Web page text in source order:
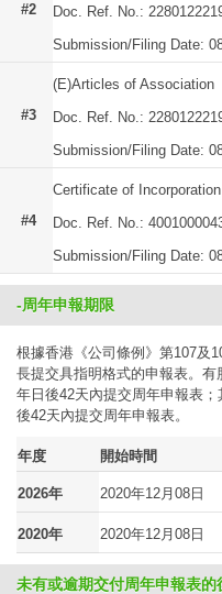
#2
Doc. Ref. No.:
Submission/Filing Date:
#3
(E)Articles of Association
Doc. Ref. No.:
Submission/Filing Date:
#4
Certificate of Incorporation
Doc. Ref. No.:
Submission/Filing Date:
-周年申報期限
根據香港《公司條例》第107及
長提交具指明格式的申報表。
年日後42天內提交周年申報表
後42天內提交周年申報表。
年度 開始時間
2026年 2020年12月08日
2020年 2020年12月08日
未有或逾期交付周年申報表的